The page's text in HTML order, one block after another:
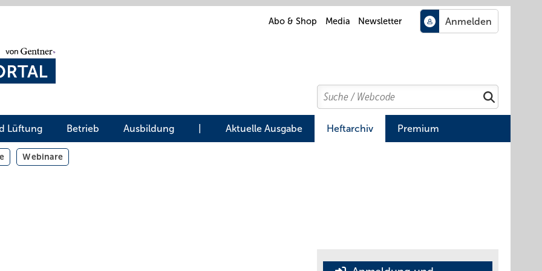
Abo & Shop Media Newsletter
Search
Suchen
Lüftung Betrieb Ausbildung Aktuelle Ausgabe Heftarchiv Premium
Webinare